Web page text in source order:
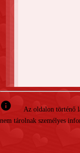
info
Az oldalon történő
nem tárolnak személyes